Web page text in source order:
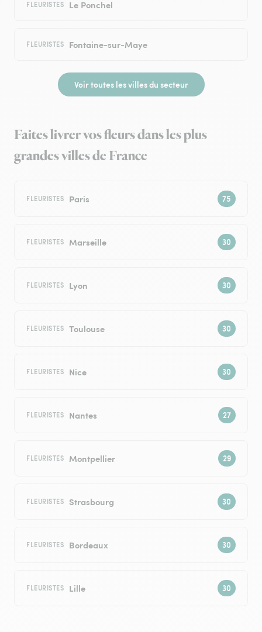
FLEURISTES Le Ponchel
FLEURISTES Fontaine-sur-Maye
Voir toutes les villes du secteur
Faites livrer vos fleurs dans les plus
grandes villes de France
FLEURISTES Paris
FLEURISTES Marseille
FLEURISTES Lyon
FLEURISTES Toulouse
FLEURISTES Nice
FLEURISTES Nantes
FLEURISTES Montpellier
FLEURISTES Strasbourg
FLEURISTES Bordeaux
FLEURISTES Lille